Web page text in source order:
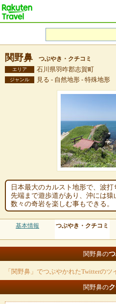
関野鼻 つぶやき・クチコミ
エリア 石川県羽咋郡志賀町
ジャンル 見る - 自然地形 - 特殊地形
日本最大のカルスト地形で、波
先端まで遊歩道があり、沖には
数々の奇岩を楽しむ事もできる。
基本情報 つぶやき・クチコミ
関野鼻の
「関野鼻」でつぶやかれたTwitterのツ
関野鼻の